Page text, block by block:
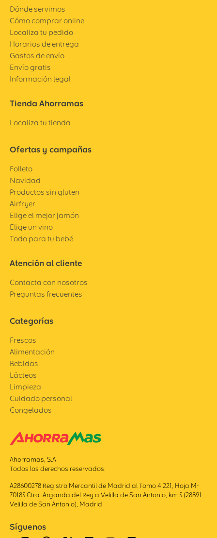
Dónde servimos
Cómo comprar online
Localiza tu pedido
Horarios de entrega
Gastos de envío
Envío gratis
Información legal
Tienda Ahorramas
Localiza tu tienda
Ofertas y campañas
Folleto
Navidad
Productos sin gluten
Airfryer
Elige el mejor jamón
Elige un vino
Todo para tu bebé
Atención al cliente
Contacta con nosotros
Preguntas frecuentes
Categorías
Frescos
Alimentación
Bebidas
Lácteos
Limpieza
Cuidado personal
Congelados
Ahorramas, S.A
Todos los derechos reservados.
A28600278 Registro Mercantil de Madrid al Tomo 4.221, Hoja M-
70185 Ctra. Arganda del Rey a Velilla de San Antonio, km.5 (28891-
Velilla de San Antonio), Madrid.
Síguenos